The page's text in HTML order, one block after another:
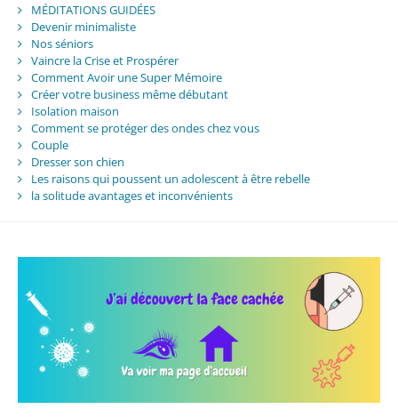
MÉDITATIONS GUIDÉES
Devenir minimaliste
Nos séniors
Vaincre la Crise et Prospérer
Comment Avoir une Super Mémoire
Créer votre business même débutant
Isolation maison
Comment se protéger des ondes chez vous
Couple
Dresser son chien
Les raisons qui poussent un adolescent à être rebelle
la solitude avantages et inconvénients